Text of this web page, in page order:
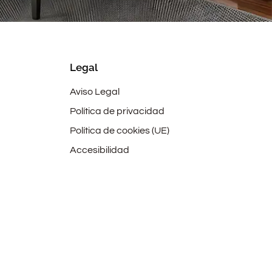
Legal
Aviso Legal
Política de privacidad
Política de cookies (UE)
Accesibilidad